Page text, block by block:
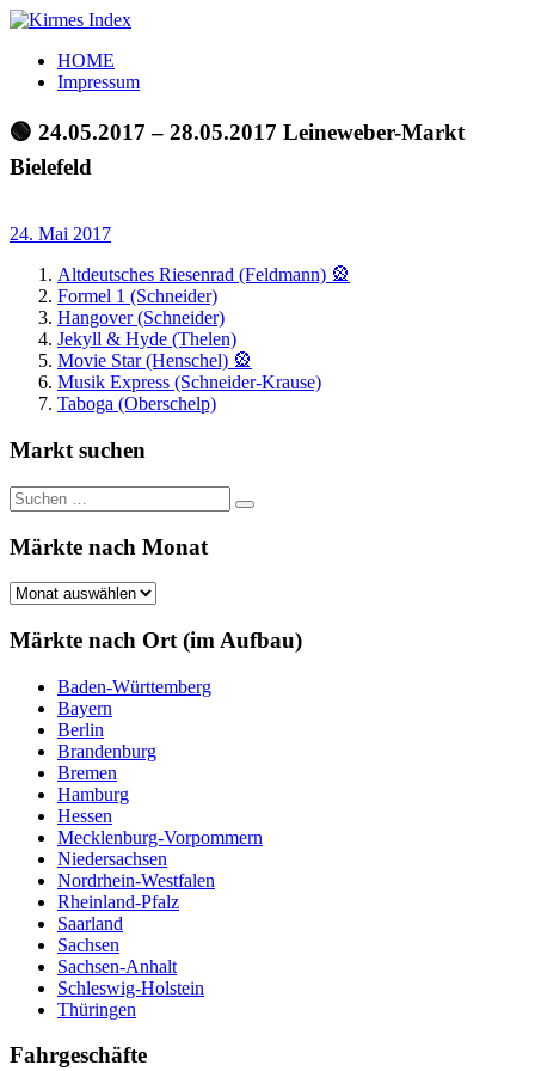
Zum
springen
Kirmes
Index
Tourpläne
der
letzten
Jahre
HOME
Impressum
🟢 24.05.2017 – 28.05.2017 Leineweber-Markt
Bielefeld
24. Mai 2017
Altdeutsches Riesenrad (Feldmann) 🎡
Formel 1 (Schneider)
Hangover (Schneider)
Jekyll & Hyde (Thelen)
Movie Star (Henschel) 🎡
Musik Express (Schneider-Krause)
Taboga (Oberschelp)
Markt suchen
Suchen
nach:
Suchen
Märkte nach Monat
Märkte
Monat
Märkte nach Ort (im Aufbau)
Baden-Württemberg
Bayern
Berlin
Brandenburg
Bremen
Hamburg
Hessen
Mecklenburg-Vorpommern
Niedersachsen
Nordrhein-Westfalen
Rheinland-Pfalz
Saarland
Sachsen
Sachsen-Anhalt
Schleswig-Holstein
Thüringen
Fahrgeschäfte